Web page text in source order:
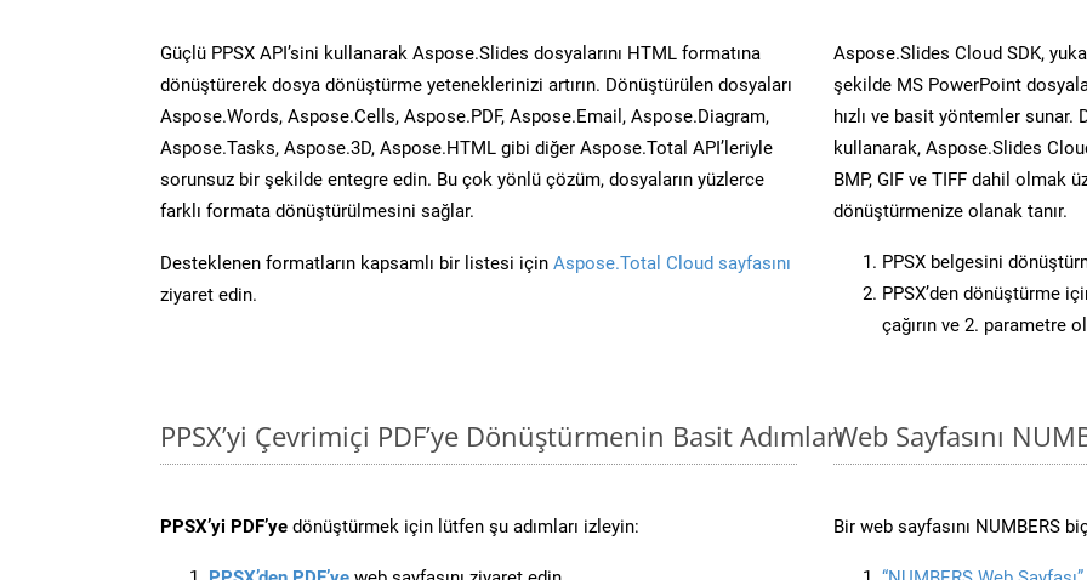
Güçlü PPSX API’sini kullanarak Aspose.Slides dosyalarını HTML formatına
dönüştürerek dosya dönüştürme yeteneklerinizi artırın. Dönüştürülen dosyaları
Aspose.Words, Aspose.Cells, Aspose.PDF, Aspose.Email, Aspose.Diagram,
Aspose.Tasks, Aspose.3D, Aspose.HTML gibi diğer Aspose.Total API’leriyle
sorunsuz bir şekilde entegre edin. Bu çok yönlü çözüm, dosyaların yüzlerce
farklı formata dönüştürülmesini sağlar.
Desteklenen formatların kapsamlı bir listesi için Aspose.Total Cloud sayfasını
ziyaret edin.
Aspose.Slides Cloud SDK,
şekilde MS PowerPoint
hızlı ve basit yöntemler sunar.
kullanarak, Aspose.Slides
BMP, GIF ve TIFF dahil olmak
dönüştürmenize olanak tanır.
PPSX belgesini
PPSX’den dönüştürme
çağırın ve 2. parametre
PPSX’yi Çevrimiçi PDF’ye Dönüştürmenin Basit Adımları
PPSX’yi PDF’ye dönüştürmek için lütfen şu adımları izleyin:
Web Sayfasını
Bir web sayfasını NUMBERS